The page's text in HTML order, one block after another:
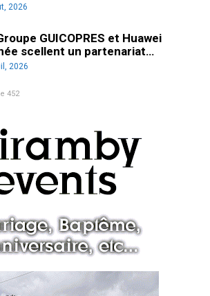
2026
GUICOPRES et Huawei
scellent un partenariat…
2026
452